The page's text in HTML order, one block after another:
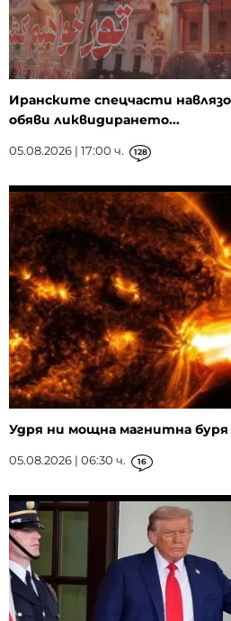
Иранските спецчасти
обяви ликвидирането...
05.08.2026 | 17:00 ч. 128
Удря ни мощна магнитна
05.08.2026 | 06:30 ч. 16